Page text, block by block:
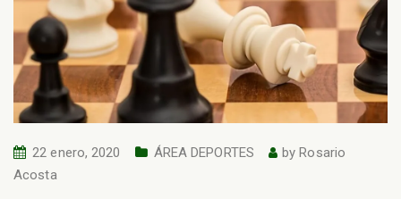
22 enero, 2020 ÁREA DEPORTES by Rosario
Acosta